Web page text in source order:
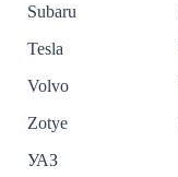
Subaru
Tesla
Volvo
Zotye
УАЗ